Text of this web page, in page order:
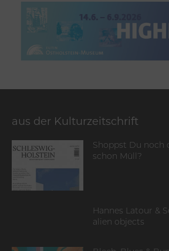
aus der Kulturzeitschrift
Shoppst Du noch
schon Müll?
Hannes Latour &
alien objects